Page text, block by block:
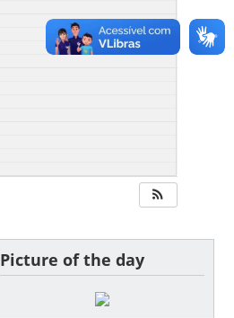
Picture of the day